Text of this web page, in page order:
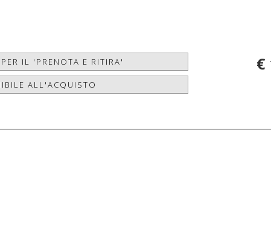
IL 'PRENOTA E RITIRA'
ALL'ACQUISTO
€